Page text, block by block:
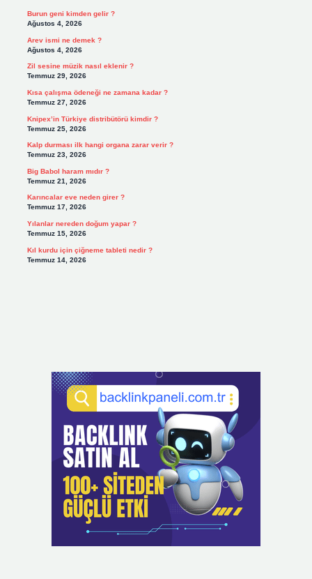
Burun geni kimden gelir ?
Ağustos 4, 2026
Arev ismi ne demek ?
Ağustos 4, 2026
Zil sesine müzik nasıl eklenir ?
Temmuz 29, 2026
Kısa çalışma ödeneği ne zamana kadar ?
Temmuz 27, 2026
Knipex’in Türkiye distribütörü kimdir ?
Temmuz 25, 2026
Kalp durması ilk hangi organa zarar verir ?
Temmuz 23, 2026
Big Babol haram mıdır ?
Temmuz 21, 2026
Karıncalar eve neden girer ?
Temmuz 17, 2026
Yılanlar nereden doğum yapar ?
Temmuz 15, 2026
Kıl kurdu için çiğneme tableti nedir ?
Temmuz 14, 2026